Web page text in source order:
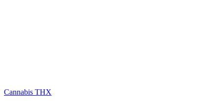
Cannabis THX